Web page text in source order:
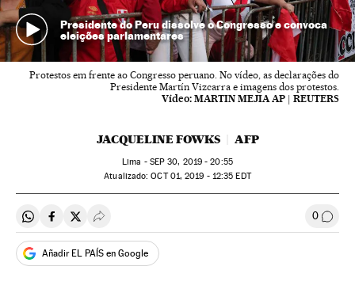
Presidente do Peru dissolve o Congresso e convoca
eleições parlamentares
Protestos em frente ao Congresso peruano. No vídeo, as declarações do
Presidente Martín Vizcarra e imagens dos protestos.
Vídeo: MARTIN MEJIA AP | REUTERS
JACQUELINE FOWKS AFP
Lima - SEP 30, 2019 - 20:55
atualizado: OCT01, 2019 - 12:35 EDT
Compartir en Whatsapp
Compartir en Facebook
Compartir en Twitter
Desplegar Redes Sociales 0
Añadir EL PAÍS en Google